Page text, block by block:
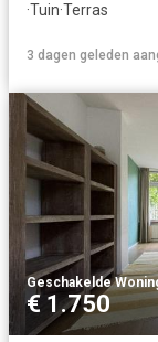
·Tuin·Terras
3 dagen geleden
Geschakelde
€ 1.750